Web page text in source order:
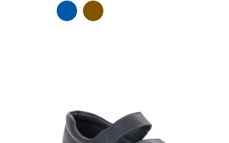
Marine